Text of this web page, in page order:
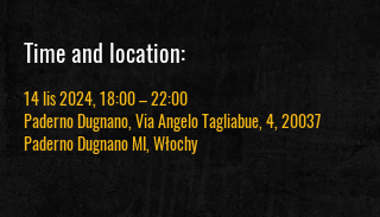
Time and location:
14 lis 2024, 18:00 – 22:00
Paderno Dugnano, Via Angelo Tagliabue, 4, 20037
Paderno Dugnano MI, Włochy